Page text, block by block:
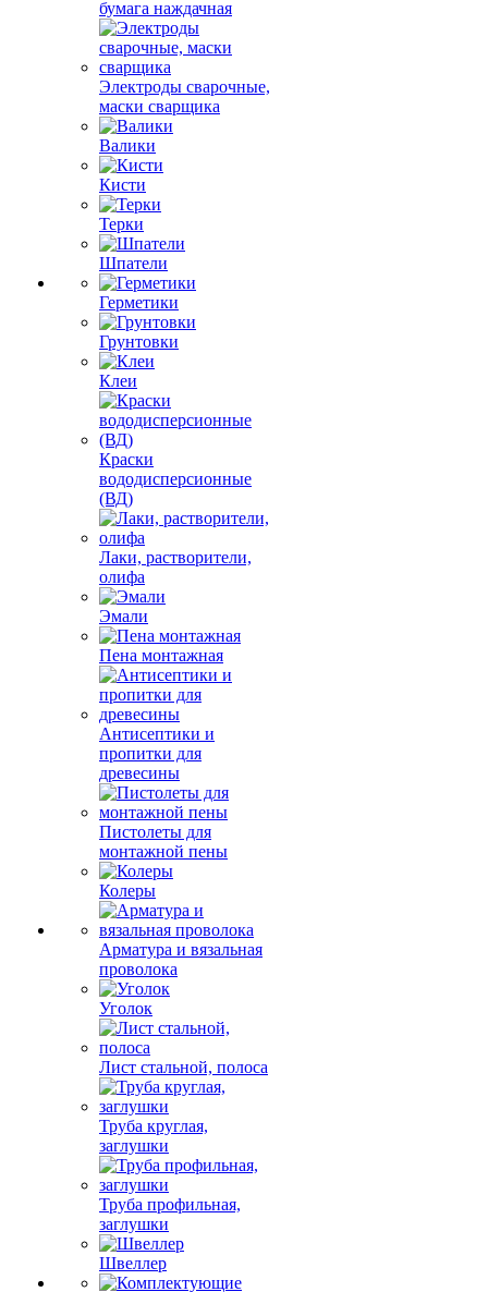
бумага наждачная
Электроды сварочные,
маски сварщика
Валики
Кисти
Терки
Шпатели
Герметики
Грунтовки
Клеи
Краски
вододисперсионные
(ВД)
Лаки, растворители,
олифа
Эмали
Пена монтажная
Антисептики и
пропитки для
древесины
Пистолеты для
монтажной пены
Колеры
Арматура и вязальная
проволока
Уголок
Лист стальной, полоса
Труба круглая,
заглушки
Труба профильная,
заглушки
Швеллер